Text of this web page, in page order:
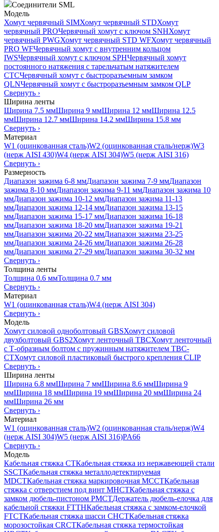
Соединители SML
Модель
Хомут червячный SIMХомут червячный STDХомут
червячный PROЧервячный хомут с ключом SNHХомут
червячный PWGХомут червячный STD WFХомут червячный
PRO WFЧервячный хомут с внутренним кольцом
IWSЧервячный хомут с ключом SPHЧервячный хомут
постоянного натяжения с тарельчатым натяжителем
CTCЧервячный хомут с быстроразъемным замком
QLNЧервячный хомут с быстроразъемным замком QLP
Свернуть ›
Ширина ленты
Ширина 7.5 ммШирина 9 ммШирина 12 ммШирина 12.5
ммШирина 12.7 ммШирина 14.2 ммШирина 15.8 мм
Свернуть ›
Материал
W1 (оцинкованная сталь)W2 (оцинкованная сталь/нерж)W3
(нерж AISI 430)W4 (нерж AISI 304)W5 (нерж AISI 316)
Свернуть ›
Размерность
Диапазон зажима 6-8 ммДиапазон зажима 7-9 ммДиапазон
зажима 8-10 ммДиапазон зажима 9-11 ммДиапазон зажима 10
ммДиапазон зажима 10-12 ммДиапазон зажима 11-13
ммДиапазон зажима 12-14 ммДиапазон зажима 13-15
ммДиапазон зажима 15-17 ммДиапазон зажима 16-18
ммДиапазон зажима 18-20 ммДиапазон зажима 19-21
ммДиапазон зажима 20-22 ммДиапазон зажима 23-25
ммДиапазон зажима 24-26 ммДиапазон зажима 26-28
ммДиапазон зажима 27-29 ммДиапазон зажима 30-32 мм
Свернуть ›
Толщина ленты
Толщина 0.6 ммТолщина 0.7 мм
Свернуть ›
Материал
W1 (оцинкованная сталь)W4 (нерж AISI 304)
Свернуть ›
Модель
Хомут силовой одноболтовый GBSХомут силовой
двухболтовый GBS2Хомут ленточный TBCХомут ленточный
с Т-образным болтом с пружинным натяжителем TBC-
CTХомут силовой пластиковый быстрого крепления CLIP
Свернуть ›
Ширина ленты
Ширина 6.8 ммШирина 7 ммШирина 8.6 ммШирина 9
ммШирина 18 ммШирина 19 ммШирина 20 ммШирина 24
ммШирина 26 мм
Свернуть ›
Материал
W1 (оцинкованная сталь)W2 (оцинкованная сталь/нерж)W4
(нерж AISI 304)W5 (нерж AISI 316)PA66
Свернуть ›
Модель
Кабельная стяжка CTКабельная стяжка из нержавеющей стали
SSCTКабельная стяжка металлодетектируемая
MDCTКабельная стяжка маркировочная MCCTКабельная
стяжка с отверстием под винт MHCTКабельная стяжка с
замком дюбель-пистоном PMCTДержатель дюбель-елочка для
кабельной стяжки FTTHКабельная стяжка c замком-елочкой
FTCTКабельная стяжка шасси CHCTКабельная стяжка
морозостойкая CRCTКабельная стяжка термостойкая